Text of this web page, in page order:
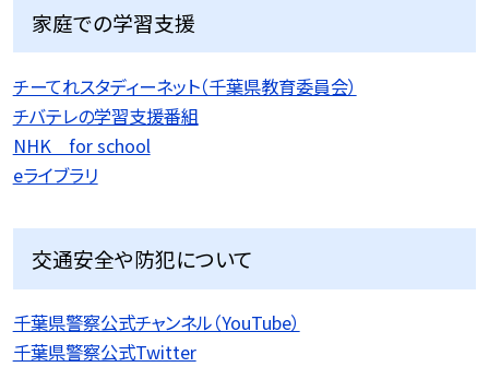
家庭での学習支援
チーてれスタディーネット（千葉県教育委員会）
チバテレの学習支援番組
NHK for school
eライブラリ
交通安全や防犯について
千葉県警察公式チャンネル（YouTube）
千葉県警察公式Twitter